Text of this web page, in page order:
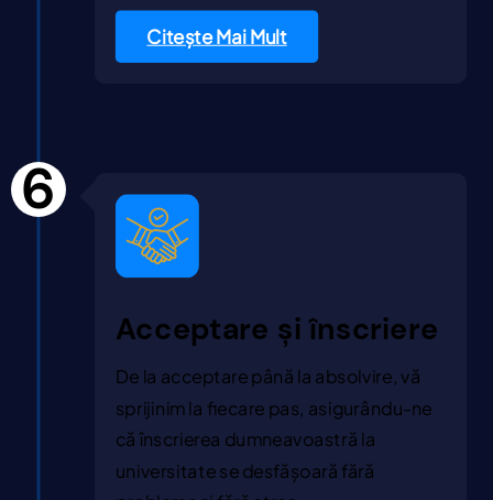
Citește Mai Mult
Acceptare și înscriere
De la acceptare până la absolvire, vă
sprijinim la fiecare pas, asigurându-ne
că înscrierea dumneavoastră la
universitate se desfășoară fără
6